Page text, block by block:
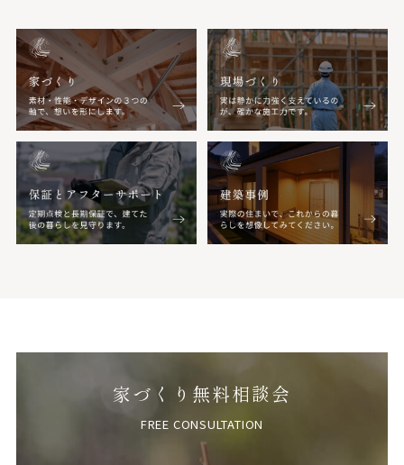
家づくり無料相談会
FREE CONSULTATION